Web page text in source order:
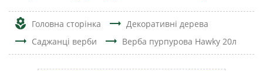
local_florist Головна сторінка trending_flat Декоративні дерева
trending_flat Саджанці верби trending_flat Верба пурпурова Hawky 20л